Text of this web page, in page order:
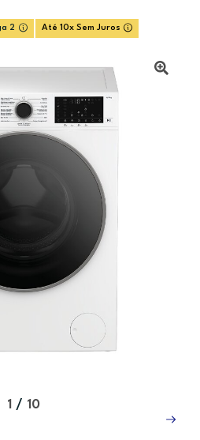
2 Até 10x Sem Juros
1 / 10